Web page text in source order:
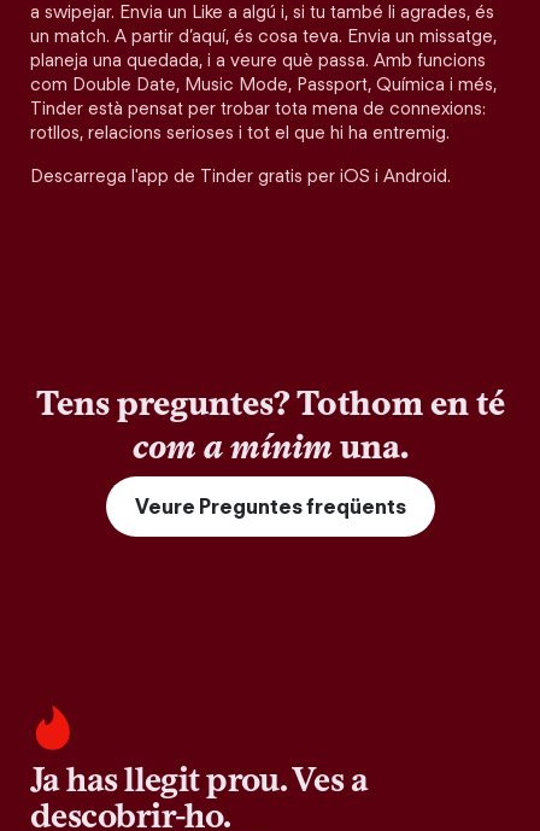
a swipejar. Envia un Like a algú i, si tu també li agrades, és
un match. A partir d’aquí, és cosa teva. Envia un missatge,
planeja una quedada, i a veure què passa. Amb funcions
com Double Date, Music Mode, Passport, Química i més,
Tinder està pensat per trobar tota mena de connexions:
rotllos, relacions serioses i tot el que hi ha entremig.
Descarrega l'app de Tinder gratis per iOS i Android.
Tens preguntes? Tothom en té
com a mínimuna.
Veure Preguntes freqüents
Ja has llegit prou. Ves a
descobrir-ho.